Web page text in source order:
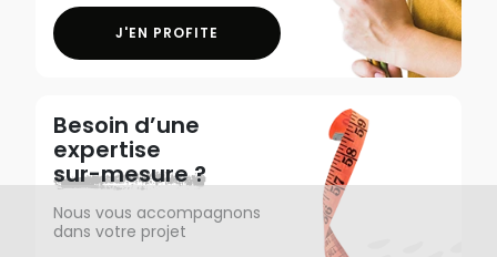
J'EN PROFITE
Besoin d’une
expertise
sur-mesure ?
Nous vous accompagnons
dans votre projet